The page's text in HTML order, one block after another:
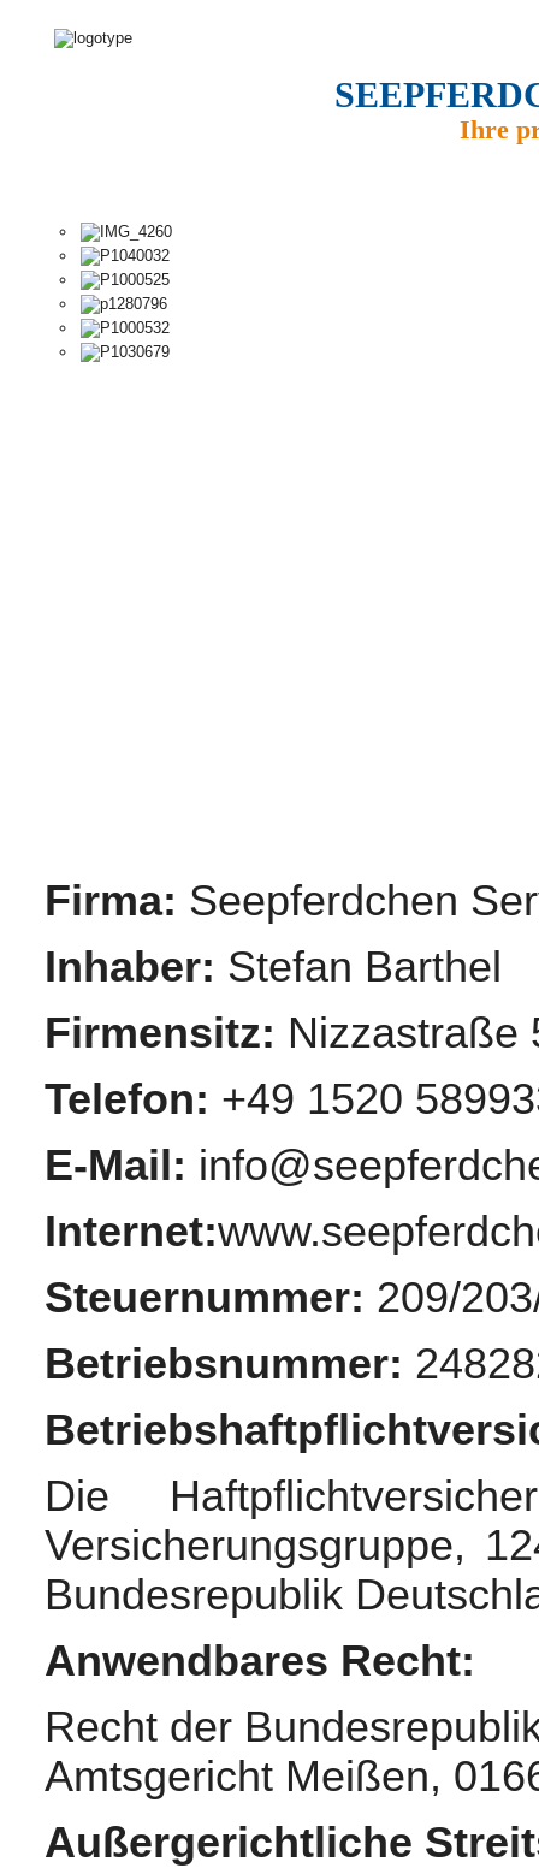
Ihre
Firma: Seepferdchen
Inhaber: Stefan Barthel
Firmensitz: Nizzastraße
Telefon: +49 1520
E-Mail:
Internet:
Steuernummer: 209/
Betriebsnummer:
Die
Versicherungsgruppe,
Bundesrepublik
Anwendbares Recht:
Recht der
Amtsgericht Meißen,
Außergerichtliche